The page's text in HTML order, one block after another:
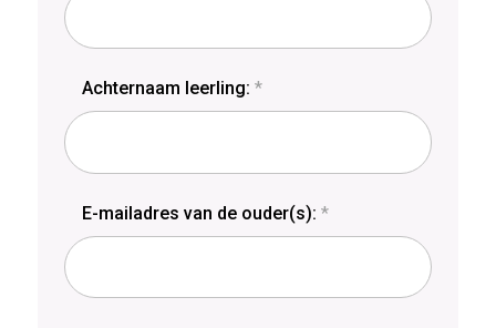
Achternaam leerling: *
E-mailadres van de ouder(s): *